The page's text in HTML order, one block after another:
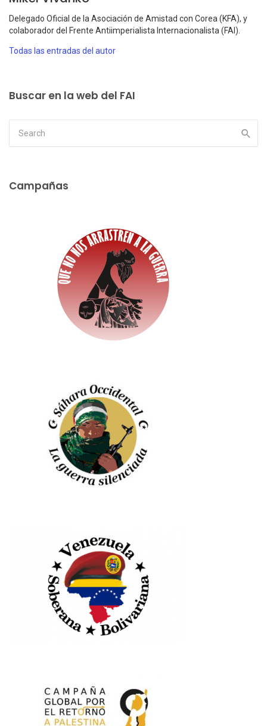
Delegado Oficial de la Asociación de Amistad con Corea (KFA), y
colaborador del Frente Antiimperialista Internacionalista (FAI).
Todas las entradas del autor
Buscar en la web del FAI
Campañas